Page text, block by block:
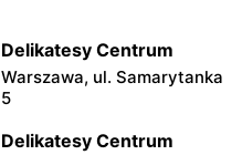
Delikatesy Centrum
Warszawa, ul. Samarytanka
5
Delikatesy Centrum